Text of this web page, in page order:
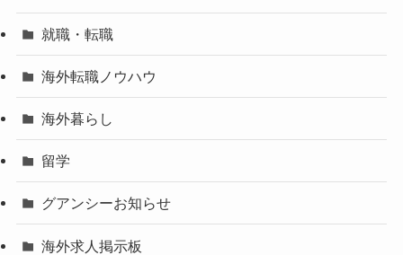
就職・転職
海外転職ノウハウ
海外暮らし
留学
グアンシーお知らせ
海外求人掲示板